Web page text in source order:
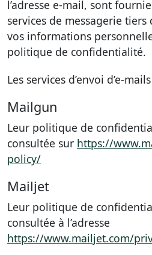
l’adresse e-mail, sont
services de messagerie
vos informations
politique de confidentialité.
Les services d’envoi d’e-
Mailgun
Leur politique de
consultée sur https://
policy/
Mailjet
Leur politique de
consultée à l’adresse
https://www.mailjet.com/